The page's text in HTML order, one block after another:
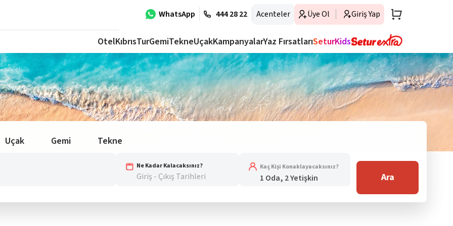
WhatsApp 444 28 22 Acenteler Üye Ol Giriş Yap
OtelKıbrısTurGemiTekneUçakKampanyalarYaz FırsatlarıSeturKids
Uçak Gemi Tekne
Ne Kadar Kalacaksınız?
Giriş - Çıkış Tarihleri
Kaç Kişi Konaklayacaksınız?
1 Oda, 2 Yetişkin Ara